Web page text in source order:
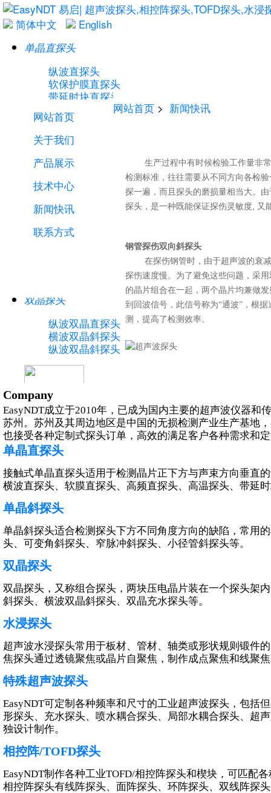
简体中文 English
单晶直探头
纵波直探头
软保护膜直探头
带延时块直探头
横波直探头
单晶斜探头
横波斜探头
双晶探头
纵波双晶直探头
横波双晶斜探头
纵波双晶斜探头
水浸探头
超声非聚焦水浸探头
超声点聚焦水浸探头
超声线聚焦水浸探头
超声波测厚探头
超声测厚探头
高精度测厚探头
高温测厚探头
特殊超声波探头
爬波探头
表面波探头
其他超声探头
管材检测系统超声探头
棒材检测系统超声探头
其他自动系统超声探头
网站首页
关于我们
产品展示
技术中心
新闻快讯
联系方式
网站首页 > 新闻快讯
生产过程中有时候检验工作量非常
检测标准，往往需要从不同方向各检
探一遍，而且探头的磨损量相当大。
探头，是一种既能保证探伤灵敏度, 又
钢管探伤双向斜探头
在探伤钢管时，由于超声波的衰减
探伤速度慢。为了避免这些问题，采
的晶片组合在一起，两个晶片均兼做
到回波信号，此信号称为“通波”，根
测，提高了检测效率。
Company
EasyNDT成立于2010年，已成为国内主要的超声波仪器
苏州。苏州及其周边地区是中国的无损检测产业生产基地
也接受各种定制式探头订单，高效的满足客户各种需求和
单晶直探头
接触式单晶直探头适用于检测晶片正下方与声束方向垂直
横波直探头、软膜直探头、高频直探头、高温探头、带延
单晶斜探头
单晶斜探头适合检测探头下方不同角度方向的缺陷，常用
头、可变角斜探头、窄脉冲斜探头、小径管斜探头等。
双晶探头
双晶探头，又称组合探头，两块压电晶片装在一个探头架
斜探头、横波双晶斜探头、双晶充水探头等。
水浸探头
超声波水浸探头常用于板材、管材、轴类或形状规则锻件
焦探头通过透镜聚焦或晶片自聚焦，制作成点聚焦和线聚
特殊超声波探头
EasyNDT可定制各种频率和尺寸的工业超声波探头，包括
形探头、充水探头、喷水耦合探头、局部水耦合探头、超
独设计制作。
相控阵/TOFD探头
EasyNDT制作各种工业TOFD/相控阵探头和楔块，可匹配
相控阵探头有线阵探头、面阵探头、环阵探头、双线阵探